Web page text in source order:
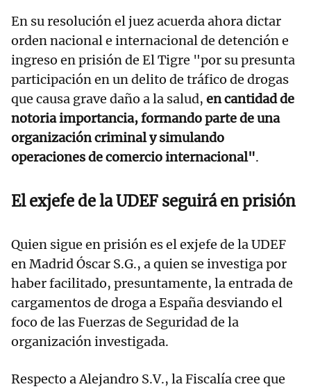
En su resolución el juez acuerda ahora dictar
orden nacional e internacional de detención e
ingreso en prisión de El Tigre "por su presunta
participación en un delito de tráfico de drogas
que causa grave daño a la salud, en cantidad de
notoria importancia, formando parte de una
organización criminal y simulando
operaciones de comercio internacional".
El exjefe de la UDEF seguirá en prisión
Quien sigue en prisión es el exjefe de la UDEF
en Madrid Óscar S.G., a quien se investiga por
haber facilitado, presuntamente, la entrada de
cargamentos de droga a España desviando el
foco de las Fuerzas de Seguridad de la
organización investigada.
Respecto a Alejandro S.V., la Fiscalía cree que